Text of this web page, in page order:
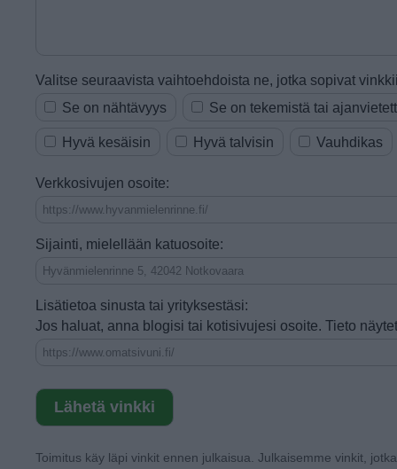
Valitse seuraavista vaihtoehdoista ne, jotka sopivat
Se on nähtävyys
Se on tekemistä tai
Hyvä kesäisin Hyvä talvisin Vauhdikas
Verkkosivujen osoite:
Sijainti, mielellään katuosoite:
Lisätietoa sinusta tai yrityksestäsi:
Jos haluat, anna blogisi tai kotisivujesi osoite. Tieto
Toimitus käy läpi vinkit ennen julkaisua. Julkaisemme vinkit,